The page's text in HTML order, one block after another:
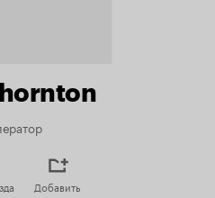
Добавить